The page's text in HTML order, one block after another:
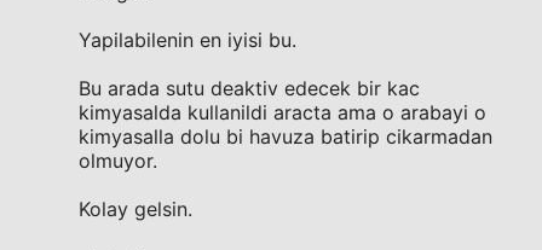
Yapilabilenin en iyisi bu.
Bu arada sutu deaktiv edecek bir kac
kimyasalda kullanildi aracta ama o arabayi o
kimyasalla dolu bi havuza batirip cikarmadan
olmuyor.
Kolay gelsin.